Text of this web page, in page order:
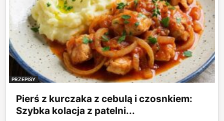
PRZEPISY
Pierś z kurczaka z cebulą i czosnkiem:
Szybka kolacja z patelni...